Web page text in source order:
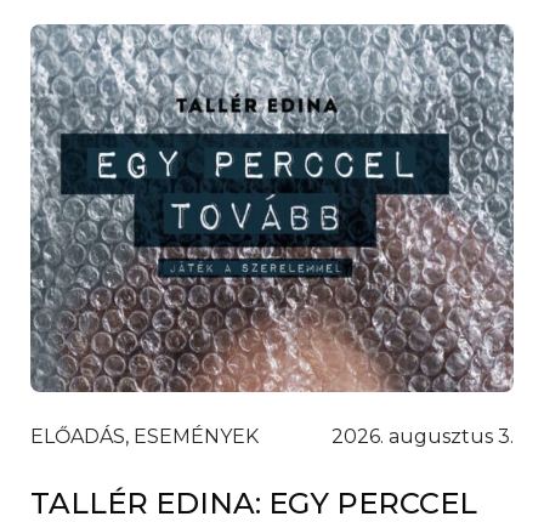
ELŐADÁS, ESEMÉNYEK 2026. augusztus 3.
TALLÉR EDINA: EGY PERCCEL